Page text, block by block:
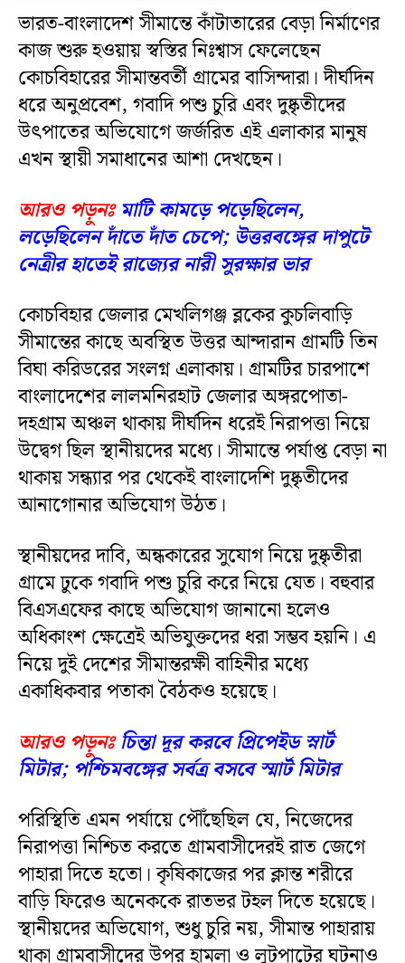
ভারত-বাংলাদেশ সীমান্তে কাঁটাতারের বেড়া নির্মাণের
কাজ শুরু হওয়ায় স্বস্তির নিঃশ্বাস ফেলেছেন
কোচবিহারের সীমান্তবর্তী গ্রামের বাসিন্দারা। দীর্ঘদিন
ধরে অনুপ্রবেশ, গবাদি পশু চুরি এবং দুষ্কৃতীদের
উৎপাতের অভিযোগে জর্জরিত এই এলাকার মানুষ
এখন স্থায়ী সমাধানের আশা দেখছেন।
আরও পড়ুনঃ মাটি কামড়ে পড়েছিলেন,
লড়েছিলেন দাঁতে দাঁত চেপে; উত্তরবঙ্গের দাপুটে
নেত্রীর হাতেই রাজ্যের নারী সুরক্ষার ভার
কোচবিহার জেলার মেখলিগঞ্জ ব্লকের কুচলিবাড়ি
সীমান্তের কাছে অবস্থিত উত্তর আন্দারান গ্রামটি তিন
বিঘা করিডরের সংলগ্ন এলাকায়। গ্রামটির চারপাশে
বাংলাদেশের লালমনিরহাট জেলার অঙ্গরপোতা-
দহগ্রাম অঞ্চল থাকায় দীর্ঘদিন ধরেই নিরাপত্তা নিয়ে
উদ্বেগ ছিল স্থানীয়দের মধ্যে। সীমান্তে পর্যাপ্ত বেড়া না
থাকায় সন্ধ্যার পর থেকেই বাংলাদেশি দুষ্কৃতীদের
আনাগোনার অভিযোগ উঠত।
স্থানীয়দের দাবি, অন্ধকারের সুযোগ নিয়ে দুষ্কৃতীরা
গ্রামে ঢুকে গবাদি পশু চুরি করে নিয়ে যেত। বহুবার
বিএসএফের কাছে অভিযোগ জানানো হলেও
অধিকাংশ ক্ষেত্রেই অভিযুক্তদের ধরা সম্ভব হয়নি। এ
নিয়ে দুই দেশের সীমান্তরক্ষী বাহিনীর মধ্যে
একাধিকবার পতাকা বৈঠকও হয়েছে।
আরও পড়ুনঃ চিন্তা দূর করবে প্রিপেইড স্নার্ট
মিটার; পশ্চিমবঙ্গের সর্বত্র বসবে স্মার্ট মিটার
পরিস্থিতি এমন পর্যায়ে পৌঁছেছিল যে, নিজেদের
নিরাপত্তা নিশ্চিত করতে গ্রামবাসীদেরই রাত জেগে
পাহারা দিতে হতো। কৃষিকাজের পর ক্লান্ত শরীরে
বাড়ি ফিরেও অনেককে রাতভর টহল দিতে হয়েছে।
স্থানীয়দের অভিযোগ, শুধু চুরি নয়, সীমান্ত পাহারায়
থাকা গ্রামবাসীদের উপর হামলা ও লুটপাটের ঘটনাও